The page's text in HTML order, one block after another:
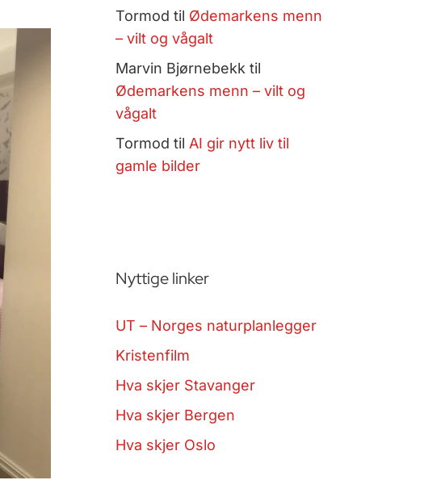
Tormod til Ødemarkens menn
– vilt og vågalt
Marvin Bjørnebekk til
Ødemarkens menn – vilt og
vågalt
Tormod til AI gir nytt liv til
gamle bilder
Nyttige linker
UT – Norges naturplanlegger
Kristenfilm
Hva skjer Stavanger
Hva skjer Bergen
Hva skjer Oslo